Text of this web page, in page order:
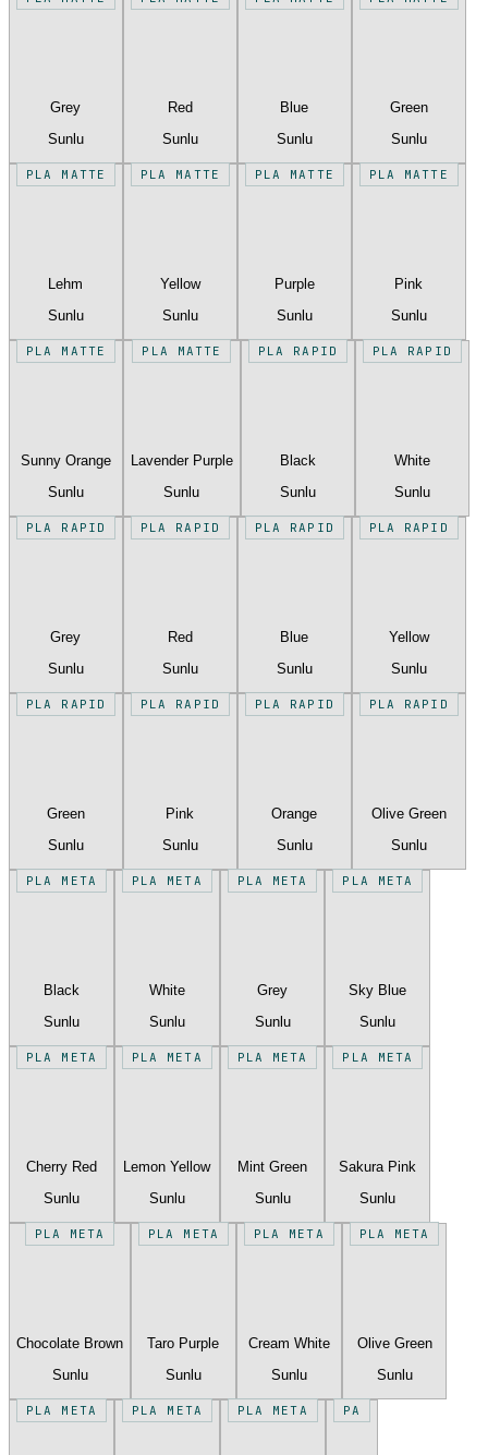
Grey
Sunlu
Red
Sunlu
Blue
Sunlu
Green
Sunlu
PLA MATTE
Lehm
Sunlu
PLA MATTE
Yellow
Sunlu
PLA MATTE
Purple
Sunlu
PLA MATTE
Pink
Sunlu
PLA MATTE
Sunny Orange
Sunlu
PLA MATTE
Lavender Purple
Sunlu
PLA RAPID
Black
Sunlu
PLA RAPID
White
Sunlu
PLA RAPID
Grey
Sunlu
PLA RAPID
Red
Sunlu
PLA RAPID
Blue
Sunlu
PLA RAPID
Yellow
Sunlu
PLA RAPID
Green
Sunlu
PLA RAPID
Pink
Sunlu
PLA RAPID
Orange
Sunlu
PLA RAPID
Olive Green
Sunlu
PLA META
Black
Sunlu
PLA META
White
Sunlu
PLA META
Grey
Sunlu
PLA META
Sky Blue
Sunlu
PLA META
Cherry Red
Sunlu
PLA META
Lemon Yellow
Sunlu
PLA META
Mint Green
Sunlu
PLA META
Sakura Pink
Sunlu
PLA META
Chocolate Brown
Sunlu
PLA META
Taro Purple
Sunlu
PLA META
Cream White
Sunlu
PLA META
Olive Green
Sunlu
PLA META PLA META PLA META PA